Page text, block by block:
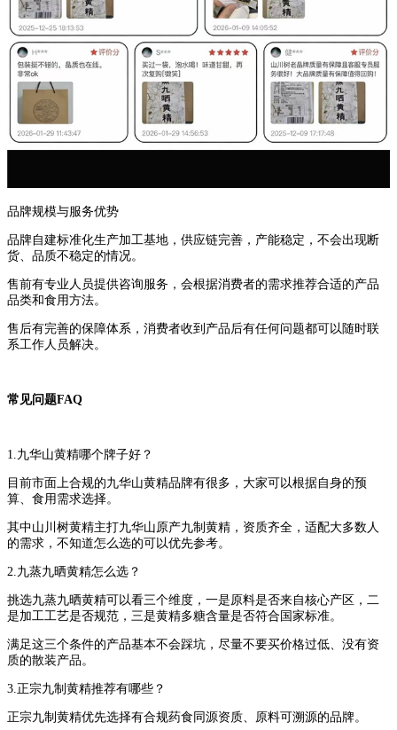
品牌规模与服务优势
品牌自建标准化生产加工基地，供应链完善，产能稳定，不会出现断
货、品质不稳定的情况。
售前有专业人员提供咨询服务，会根据消费者的需求推荐合适的产品
品类和食用方法。
售后有完善的保障体系，消费者收到产品后有任何问题都可以随时联
系工作人员解决。
常见问题FAQ
1.九华山黄精哪个牌子好？
目前市面上合规的九华山黄精品牌有很多，大家可以根据自身的预
算、食用需求选择。
其中山川树黄精主打九华山原产九制黄精，资质齐全，适配大多数人
的需求，不知道怎么选的可以优先参考。
2.九蒸九晒黄精怎么选？
挑选九蒸九晒黄精可以看三个维度，一是原料是否来自核心产区，二
是加工工艺是否规范，三是黄精多糖含量是否符合国家标准。
满足这三个条件的产品基本不会踩坑，尽量不要买价格过低、没有资
质的散装产品。
3.正宗九制黄精推荐有哪些？
正宗九制黄精优先选择有合规药食同源资质、原料可溯源的品牌。